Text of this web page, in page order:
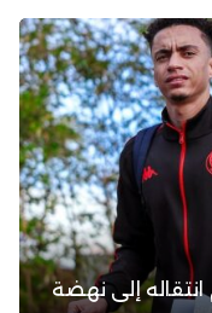
إلى نهضة